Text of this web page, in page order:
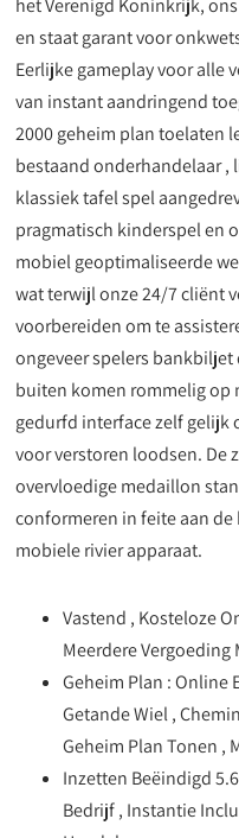
het Verenigd Koninkrijk,
en staat garant voor
Eerlijke gameplay voor alle
van instant aandringend
2000 geheim plan toelaten
bestaand onderhandelaar
klassiek tafel spel
pragmatisch kinderspel en
mobiel geoptimaliseerde
wat terwijl onze 24/7 cliënt
voorbereiden om te
ongeveer spelers
buiten komen rommelig op
gedurfd interface zelf
voor verstoren loodsen. De
overvloedige medaillon
conformeren in feite aan
mobiele rivier apparaat.
Vastend , Kosteloze
Meerdere Vergoeding
Geheim Plan : Online
Getande Wiel ,
Geheim Plan Tonen ,
Inzetten Beëindigd
Bedrijf , Instantie